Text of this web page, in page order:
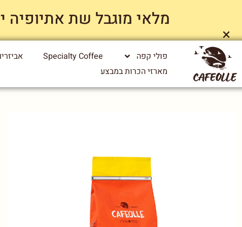
מלאי מוגבל שת אתיופיה
×
פולי קפה Specialty Coffee
מארזי הכרות במבצע